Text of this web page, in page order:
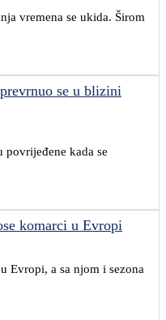
vremena se ukida. Širom
se u blizini
povrijeđene kada se
komarci u Evropi
Evropi, a sa njom i sezona